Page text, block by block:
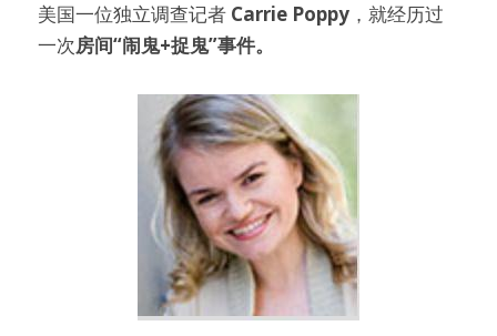
美国一位独立调查记者 Carrie Poppy ，就经历过
一次房间“闹鬼+捉鬼”事件。